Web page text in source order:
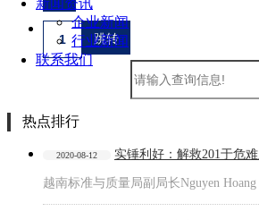
新闻资讯
企业新闻
行业新闻
联系我们
热点排行
2020-08-12 实锤利好：解救201于危
越南标准与质量局副局长Nguyen